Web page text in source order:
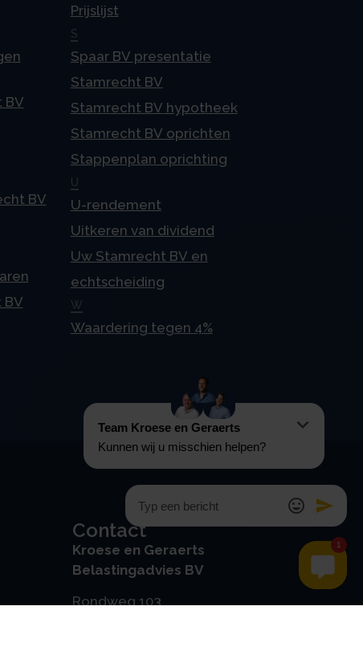
BV
BV
BV
Prijslijst
S
Spaar BV presentatie
Stamrecht BV
Stamrecht BV hypotheek
Stamrecht BV oprichten
Stappenplan oprichting
U
U-rendement
Uitkeren van dividend
Uw Stamrecht BV en
echtscheiding
W
Waardering tegen 4%
Contact
Kroese en Geraerts
Belastingadvies BV
Rondweg 103